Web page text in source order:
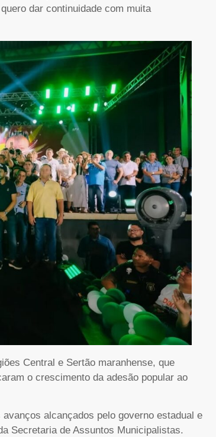
dar continuidade com muita
Central e Sertão maranhense, que
o crescimento da adesão popular ao
alcançados pelo governo estadual e
Secretaria de Assuntos Municipalistas.